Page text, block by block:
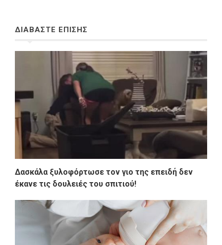
ΔΙΑΒΑΣΤΕ ΕΠΙΣΗΣ
Δασκάλα ξυλοφόρτωσε τον γιο της επειδή δεν
έκανε τις δουλειές του σπιτιού!